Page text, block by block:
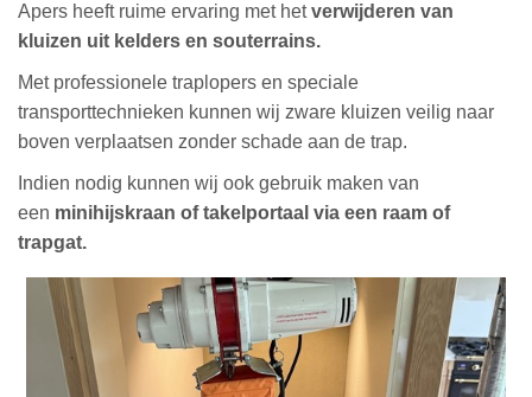
Apers heeft ruime ervaring met hetverwijderen van
kluizen uit kelders en souterrains.
Met professionele traplopers en speciale
transporttechnieken kunnen wij zware kluizen veilig naar
boven verplaatsen zonder schade aan de trap.
Indien nodig kunnen wij ook gebruik maken van
een minihijskraan of takelportaal via een raam of
trapgat.